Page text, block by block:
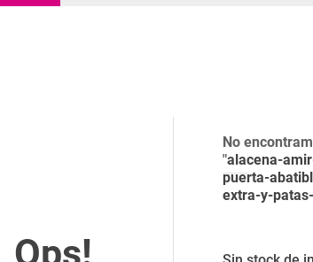
No
"alacena-
puerta-
extra-y-